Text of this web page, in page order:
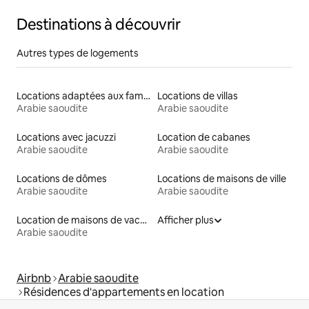
Destinations à découvrir
Autres types de logements
Locations adaptées aux familles
Arabie saoudite
Locations de villas
Arabie saoudite
Locations avec jacuzzi
Arabie saoudite
Location de cabanes
Arabie saoudite
Locations de dômes
Arabie saoudite
Locations de maisons de ville
Arabie saoudite
Location de maisons de vacances
Arabie saoudite
Afficher plus
Airbnb Arabie saoudite
Résidences d'appartements en location